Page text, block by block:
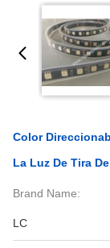
Color
La Luz De Tira
Brand Name:
LC